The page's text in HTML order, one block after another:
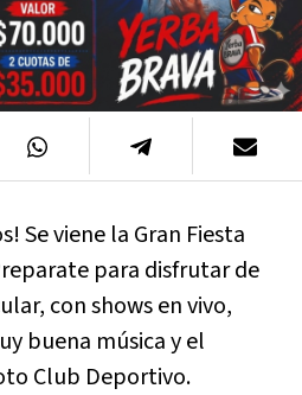
Se viene la Gran Fiesta
para disfrutar de
con shows en vivo,
buena música y el
Club Deportivo.